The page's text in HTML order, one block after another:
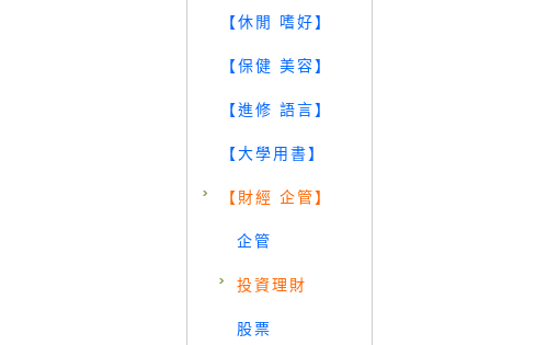
【休閒 嗜好】
【保健 美容】
【進修 語言】
【大學用書】
【財經 企管】
企管
投資理財
股票